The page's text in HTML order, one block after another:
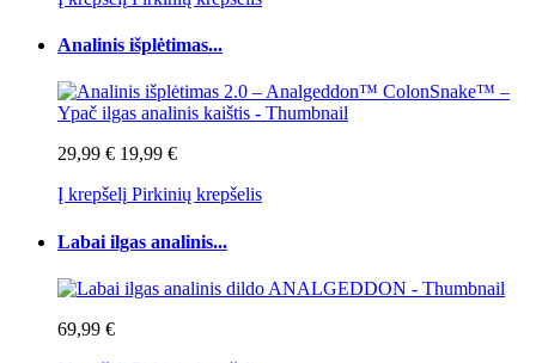
Analinis išplėtimas...
29,99 € 19,99 €
Į krepšelį Pirkinių krepšelis
Labai ilgas analinis...
69,99 €